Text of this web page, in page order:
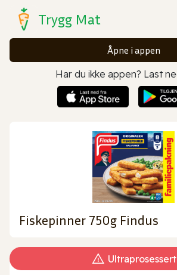
Trygg Mat
Åpne i appen
Har du ikke appen? Last
Fiskepinner 750g Findus
Ultraprosessert